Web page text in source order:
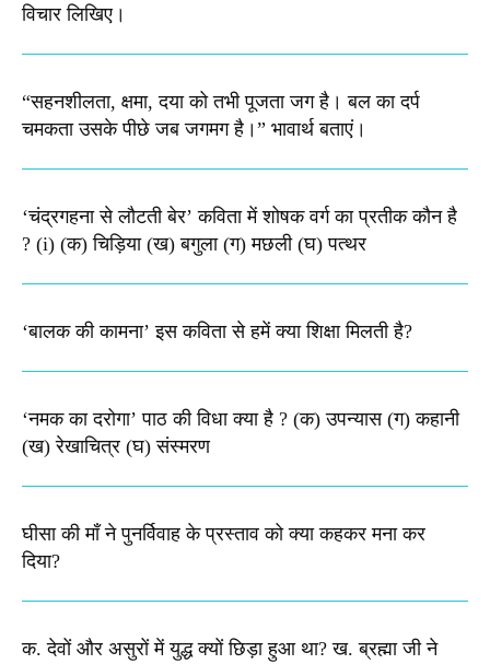
विचार लिखिए।
“सहनशीलता, क्षमा, दया को तभी पूजता जग है। बल का दर्प
चमकता उसके पीछे जब जगमग है।”​ भावार्थ बताएं।
‘चंद्रगहना से लौटती बेर’ कविता में शोषक वर्ग का प्रतीक कौन है
? (i) (क) चिड़िया (ख) बगुला (ग) मछली (घ) पत्थर
‘बालक की कामना’ इस कविता से हमें क्या शिक्षा मिलती है?
‘नमक का दरोगा’ पाठ की विधा क्या है ? (क) उपन्यास (ग) कहानी
(ख) रेखाचित्र (घ) संस्मरण​
घीसा की माँ ने पुनर्विवाह के प्रस्ताव को क्या कहकर मना कर
दिया?
क. देवों और असुरों में युद्ध क्यों छिड़ा हुआ था? ख. ब्रह्मा जी ने